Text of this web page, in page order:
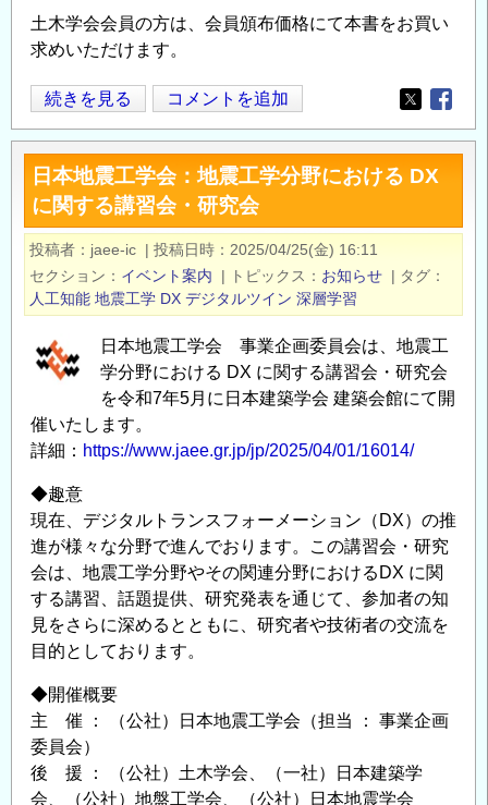
土木学会会員の方は、会員頒布価格にて本書をお買い
求めいただけます。
土
木
学
会
2025
年
8
月
新
刊
の
案
内
震
被
害
調
査
シ
ー
ズ
No.4
2023
続きを見る コメントを追加
Opens in
日本地震工学会：地震工学分野における DX
に関する講習会・研究会
投稿者 jaee-ic | 投稿日時
2025/04/25(金) 16:11
セクション
イベント案内 | トピックス お知らせ | タグ
人工知能 地震工学 DX デジタルツイン 深層学習
日本地震工学会 事業企画委員会は、地震工
学分野における DX に関する講習会・研究会
を令和7年5月に日本建築学会 建築会館にて開
催いたします。
詳細： https://www.jaee.gr.jp/jp/2025/04/01/16014/
◆趣意
現在、デジタルトランスフォーメーション（DX）の推
進が様々な分野で進んでおります。この講習会・研究
会は、地震工学分野やその関連分野におけるDX に関
する講習、話題提供、研究発表を通じて、参加者の知
見をさらに深めるとともに、研究者や技術者の交流を
目的としております。
◆開催概要
主 催 ： （公社）日本地震工学会（担当 ： 事業企画
委員会）
後 援 ： （公社）土木学会、（一社）日本建築学
会、（公社）地盤工学会、（公社）日本地震学会